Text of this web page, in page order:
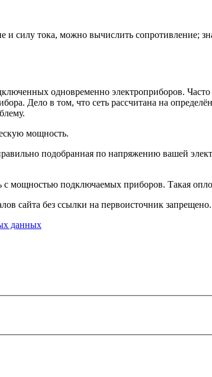
силу тока, можно вычислить сопротивление;
одновременно электроприборов.
Дело в том, что сеть рассчитана на
мощность.
подобранная по напряжению вашей
мощностью подключаемых приборов. Такая
без ссылки на первоисточник запрещено.
данных